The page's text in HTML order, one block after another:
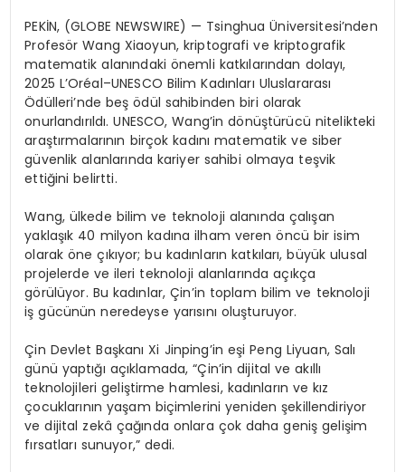
PEKİN, (GLOBE NEWSWIRE) — Tsinghua Üniversitesi’nden
Profesör Wang Xiaoyun, kriptografi ve kriptografik
matematik alanındaki önemli katkılarından dolayı,
2025 L’Oréal–UNESCO Bilim Kadınları Uluslararası
Ödülleri’nde beş ödül sahibinden biri olarak
onurlandırıldı. UNESCO, Wang’in dönüştürücü nitelikteki
araştırmalarının birçok kadını matematik ve siber
güvenlik alanlarında kariyer sahibi olmaya teşvik
ettiğini belirtti.
Wang, ülkede bilim ve teknoloji alanında çalışan
yaklaşık 40 milyon kadına ilham veren öncü bir isim
olarak öne çıkıyor; bu kadınların katkıları, büyük ulusal
projelerde ve ileri teknoloji alanlarında açıkça
görülüyor. Bu kadınlar, Çin’in toplam bilim ve teknoloji
iş gücünün neredeyse yarısını oluşturuyor.
Çin Devlet Başkanı Xi Jinping’in eşi Peng Liyuan, Salı
günü yaptığı açıklamada, “Çin’in dijital ve akıllı
teknolojileri geliştirme hamlesi, kadınların ve kız
çocuklarının yaşam biçimlerini yeniden şekillendiriyor
ve dijital zekâ çağında onlara çok daha geniş gelişim
fırsatları sunuyor,” dedi.